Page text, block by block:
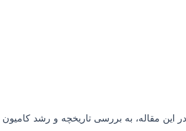
مقاله، به بررسی تاریخچه و رشد کامیون